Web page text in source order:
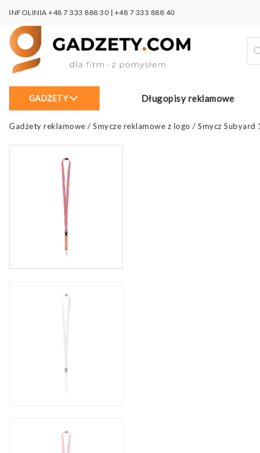
INFOLINIA +48 7 333 888 30 | +48 7 333 888 40
GADŻETY Długopisy reklamowe
Gadżety reklamowe / Smycze reklamowe z logo / Smycz Subyard